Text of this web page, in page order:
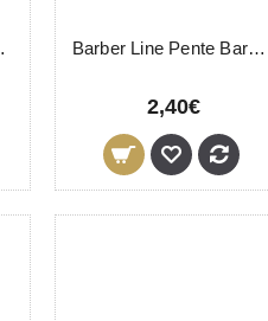
Eurostil Barber Line Pente Barba e Bigode 04545 Eurostil
2,40€